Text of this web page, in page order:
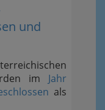
und
im Jahr
als